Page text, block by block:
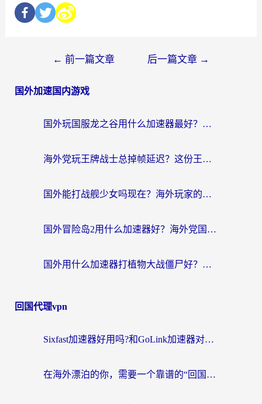
← 前一篇文章 后一篇文章 →
国外加速国内游戏
国外玩国服龙之谷用什么加速器最好？一份给海外游子的终极指南
海外党玩王牌战士总掉帧延迟？这份王牌战士延迟加速器终极指南救你命
国外能打战舰少女吗现在？海外玩家的国服游戏加速终极指南
国外冒险岛2用什么加速器好？海外党国服游戏畅玩全攻略（附鸣潮哈利波特加速技巧）
国外用什么加速器打植物大战僵尸好？海外党国服游戏加速终极指南
回国代理vpn
Sixfast加速器好用吗?和GoLink加速器对比哪个回国效果更好?海外党亲测实用指南
在海外漂泊的你，需要一个靠谱的“回国机场”